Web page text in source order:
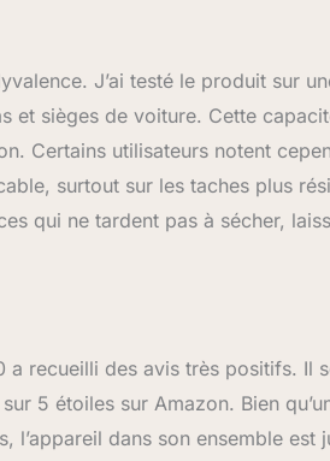
J’ai testé le produit sur
et sièges de voiture. Cette
Certains utilisateurs notent
surtout sur les taches plus
qui ne tardent pas à sécher,
recueilli des avis très positifs. Il
5 étoiles sur Amazon. Bien
dans son ensemble est